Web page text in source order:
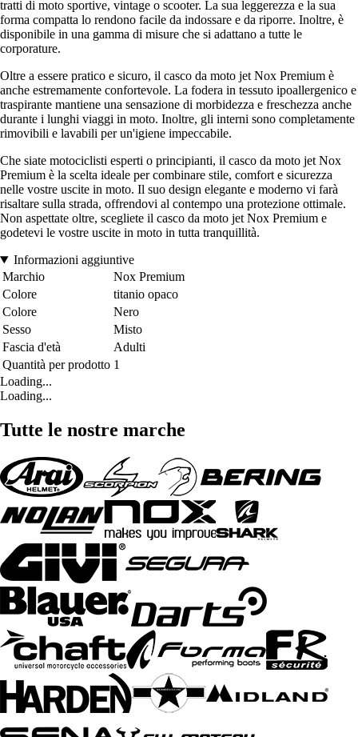
tratti di moto sportive, vintage o scooter. La sua leggerezza e la sua
forma compatta lo rendono facile da indossare e da riporre. Inoltre, è
disponibile in una gamma di misure che si adattano a tutte le
corporature.
Oltre a essere pratico e sicuro, il casco da moto jet Nox Premium è
anche estremamente confortevole. La fodera in tessuto ipoallergenico e
traspirante mantiene una sensazione di morbidezza e freschezza anche
durante i lunghi viaggi in moto. Inoltre, gli interni sono completamente
rimovibili e lavabili per un'igiene impeccabile.
Che siate motociclisti esperti o principianti, il casco da moto jet Nox
Premium è la scelta ideale per combinare stile, comfort e sicurezza
nelle vostre uscite in moto. Il suo design elegante e moderno vi farà
risaltare sulla strada, offrendovi al contempo una protezione ottimale.
Non aspettate oltre, scegliete il casco da moto jet Nox Premium e
godetevi le vostre uscite in moto in tutta tranquillità.
Informazioni aggiuntive
Marchio
Nox Premium
Colore
titanio opaco
Colore
Nero
Sesso
Misto
Fascia d'età
Adulti
Quantità per prodotto 1
Loading...
Loading...
Tutte le nostre marche